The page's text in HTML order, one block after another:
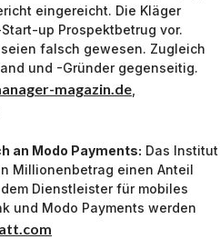
eingereicht. Die Kläger
up Prospektbetrug vor.
falsch gewesen. Zugleich
und -Gründer gegenseitig.
magazin.de
an Modo Payments: Das Institut
Millionenbetrag einen Anteil
Dienstleister für mobiles
und Modo Payments werden